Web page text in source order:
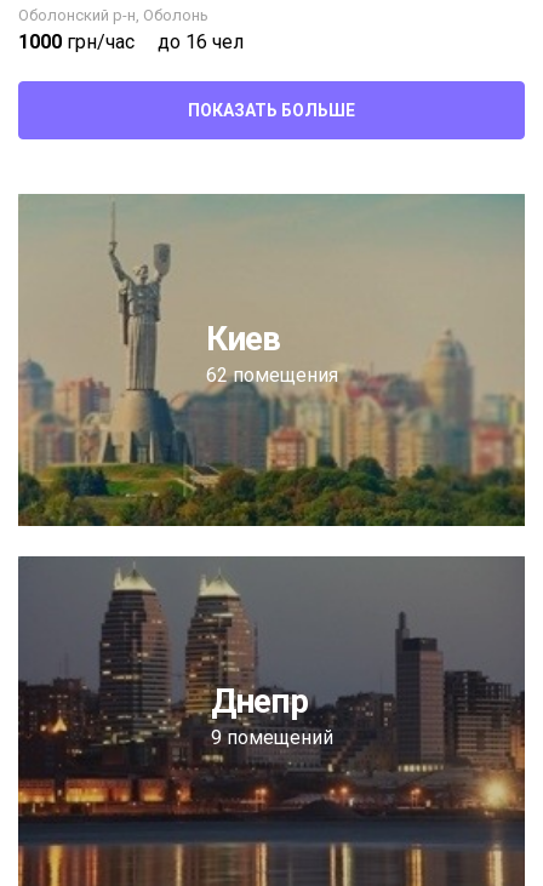
Оболонский р-н, Оболонь
1000 грн/час до 16 чел
ПОКАЗАТЬ БОЛЬШЕ
Киев
62 помещения
Днепр
9 помещений